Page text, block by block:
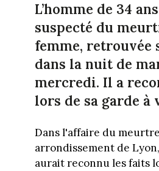
L’homme de 34
suspecté du
femme, retrouvée
dans la nuit de
mercredi. Il a
lors de sa garde à
Dans l'affaire du
arrondissement de
aurait reconnu les faits